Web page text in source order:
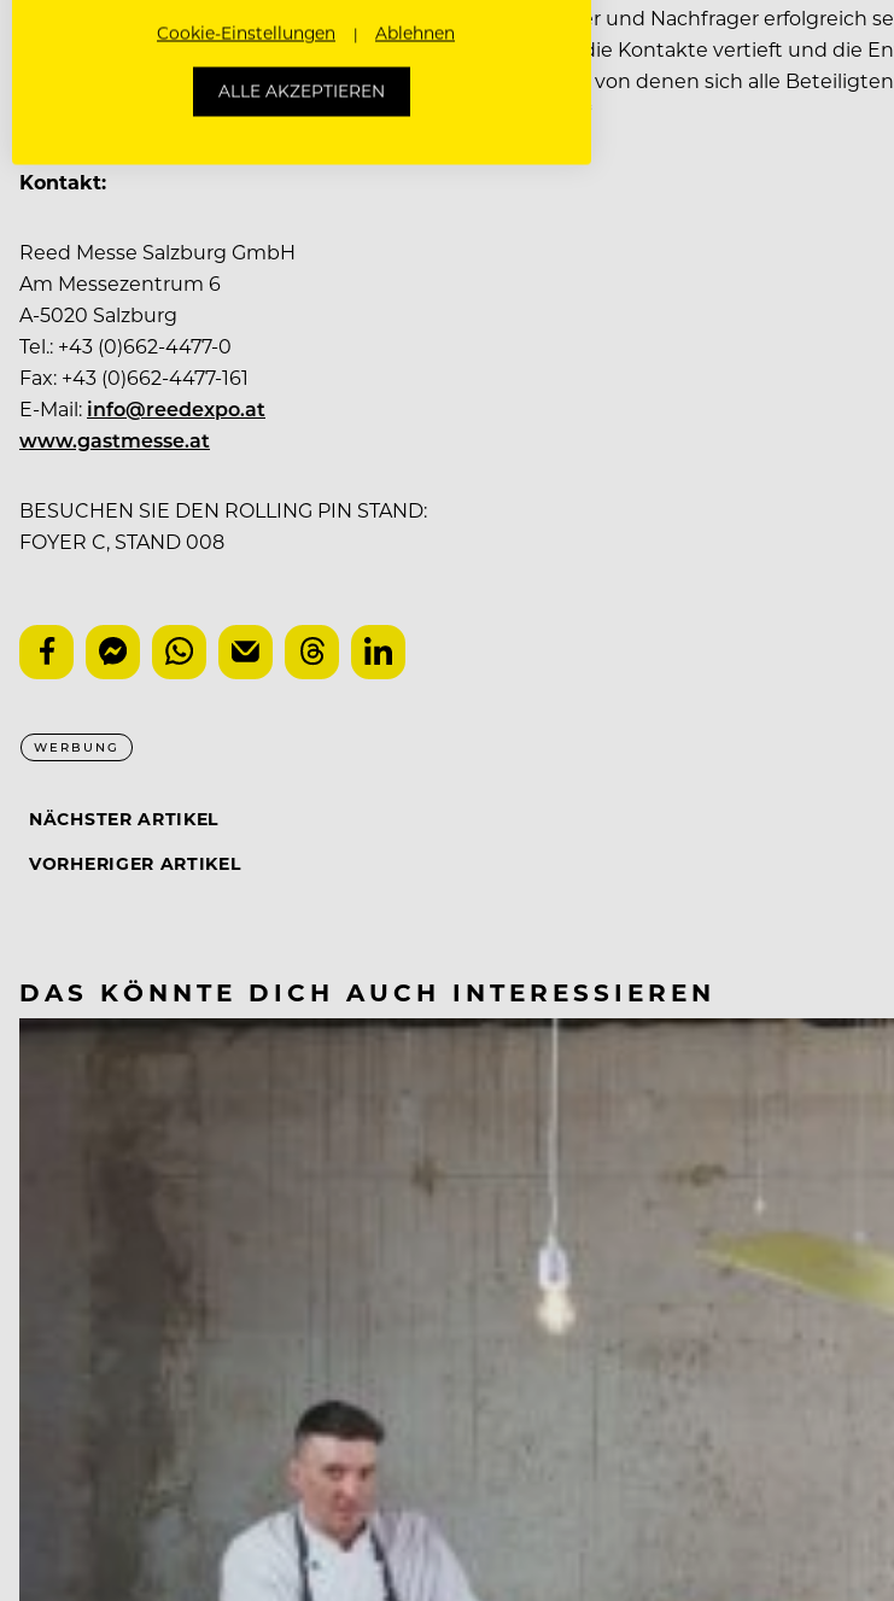
Geschäftskontakte bei unseren Events müssen für Anbieter und Nachfrager
sondern hochwertige Räumlichkeiten. Denn dort werden die Kontakte vertieft und die
aus, sondern man benötigt ansprechende Inszenierungen, von denen sich alle
Kommunikationsbauten, keine Ausstellungsbauten mehr.“
Kontakt:
Reed Messe Salzburg GmbH
Am Messezentrum 6
A-5020 Salzburg
Tel.: +43 (0)662-4477-0
Fax: +43 (0)662-4477-161
E-Mail: info@reedexpo.at
www.gastmesse.at
BESUCHEN SIE DEN ROLLING PIN STAND:
FOYER C, STAND 008
WERBUNG
NÄCHSTER ARTIKEL
VORHERIGER ARTIKEL
DAS KÖNNTE DICH AUCH INTERESSIEREN
Cookie-Einstellungen Ablehnen
ALLE AKZEPTIEREN